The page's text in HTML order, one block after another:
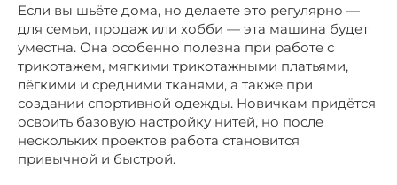
Если вы шьёте дома, но делаете это регулярно —
для семьи, продаж или хобби — эта машина будет
уместна. Она особенно полезна при работе с
трикотажем, мягкими трикотажными платьями,
лёгкими и средними тканями, а также при
создании спортивной одежды. Новичкам придётся
освоить базовую настройку нитей, но после
нескольких проектов работа становится
привычной и быстрой.